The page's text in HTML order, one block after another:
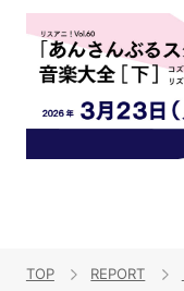
TOP REPORT